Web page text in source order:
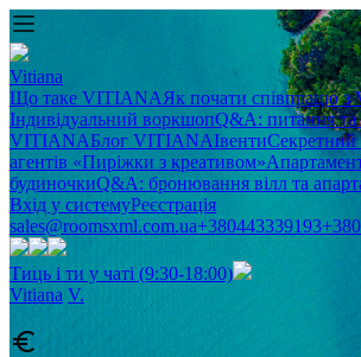
Vitiana
Що таке VITIANAЯк почати співпрацю
Індивідуальний воркшопQ&A: питання та
VITIANAБлог VITIANAІвентиСекретний
агентів «Пиріжки з креативом»
будиночкиQ&A: бронювання вілл та
Вхід у системуРеєстрація
sales@roomsxml.com.ua+380443339193
Тиць і ти у чаті (9:30-18:00)
Vitiana V.